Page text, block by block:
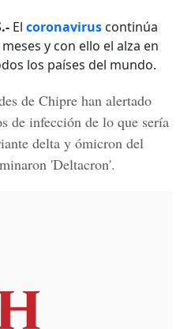
El coronavirus continúa
y con ello el alza en
los países del mundo.
de Chipre han alertado
de infección de lo que sería
delta y ómicron del
'Deltacron'.